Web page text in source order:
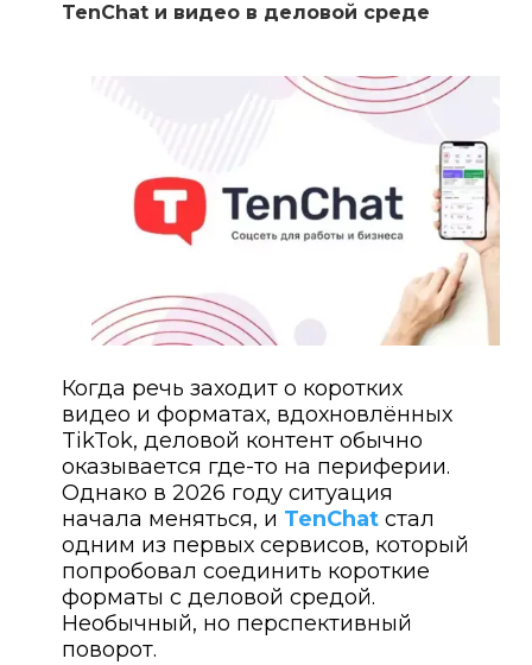
TenChat и видео в деловой среде
Когда речь заходит о коротких
видео и форматах, вдохновлённых
TikTok, деловой контент обычно
оказывается где-то на периферии.
Однако в 2026 году ситуация
начала меняться, и TenChat стал
одним из первых сервисов, который
попробовал соединить короткие
форматы с деловой средой.
Необычный, но перспективный
поворот.